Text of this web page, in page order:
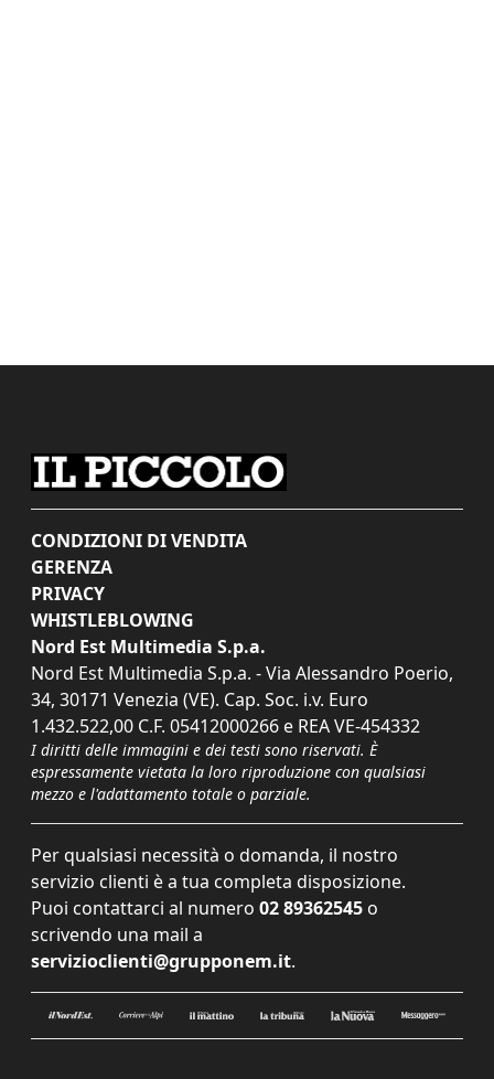
CONDIZIONI DI VENDITA
GERENZA
PRIVACY
WHISTLEBLOWING
Nord Est Multimedia S.p.a.
Nord Est Multimedia S.p.a. - Via Alessandro Poerio,
34, 30171 Venezia (VE). Cap. Soc. i.v. Euro
1.432.522,00 C.F. 05412000266 e REA VE-454332
I diritti delle immagini e dei testi sono riservati. È
espressamente vietata la loro riproduzione con qualsiasi
mezzo e l'adattamento totale o parziale.
Per qualsiasi necessità o domanda, il nostro
servizio clienti è a tua completa disposizione.
Puoi contattarci al numero 02 89362545 o
scrivendo una mail a
servizioclienti@grupponem.it.